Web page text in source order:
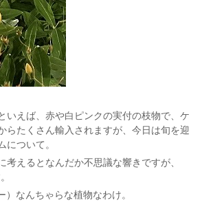
いえば、赤や白ピンクの実付の枝物で、ケ
らたくさん輸入されますが、今日は旬を迎
ついて。
考えるとなんだか不思議な響きですが、
なんちゃらな植物なわけ。